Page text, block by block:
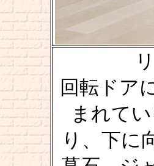
回転ドア
まれて
り、下に